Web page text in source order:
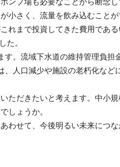
小さく、流量を飲み込むこと
れまで投資してきた費用であ
た。
。流域下水道の維持管理負担
人口減少や施設の老朽化など
ただきたいと考えます。中小
しょうか。
わせて、今後明るい未来につな